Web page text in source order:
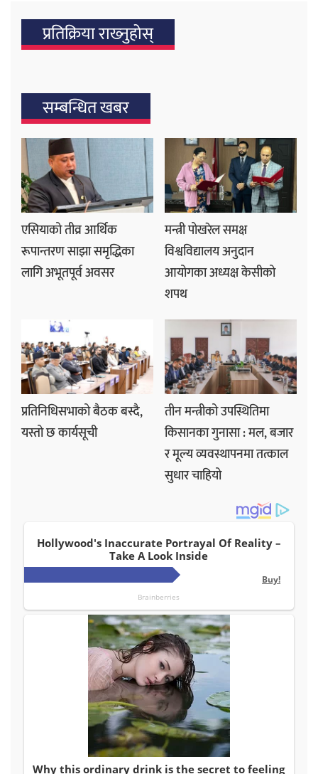
प्रतिक्रिया राख्‍नुहोस्
सम्बन्धित खबर
एसियाको तीव्र आर्थिक
रूपान्तरण साझा समृद्धिका
लागि अभूतपूर्व अवसर
मन्त्री पोखरेल समक्ष
विश्वविद्यालय अनुदान
आयोगका अध्यक्ष केसीको
शपथ
प्रतिनिधिसभाको बैठक बस्दै,
यस्तो छ कार्यसूची
तीन मन्त्रीको उपस्थितिमा
किसानका गुनासा : मल, बजार
र मूल्य व्यवस्थापनमा तत्काल
सुधार चाहियो